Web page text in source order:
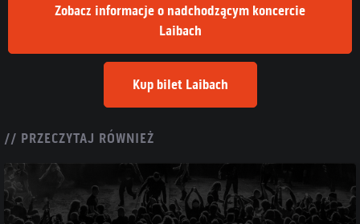
Zobacz informacje o nadchodzącym koncercie
Laibach
Kup bilet Laibach
// PRZECZYTAJ RÓWNIEŻ